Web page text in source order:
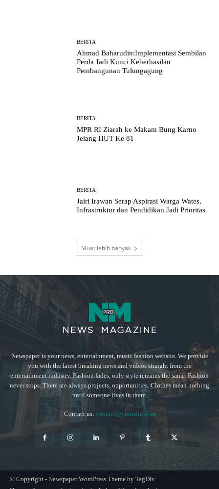
BERITA
Ahmad Baharudin:Implementasi Sembilan
Perda Jadi Kunci Keberhasilan
Pembangunan Tulungagung
BERITA
MPR RI Ziarah ke Makam Bung Karno
Jelang HUT Ke 81
BERITA
Jairi Irawan Serap Aspirasi Warga Wates,
Infrastruktur dan Pendidikan Jadi Prioritas
Muat lebih banyak
Newspaper is your news, entertainment, music fashion website. We provide
you with the latest breaking news and videos straight from the
entertainment industry. Fashion fades, only style remains the same. Fashion
never stops. There are always projects, opportunities. Clothes mean nothing
until someone lives in them.
Contact us: contact@yoursite.com
© Copyright - Newspaper WordPress Theme by TagDiv